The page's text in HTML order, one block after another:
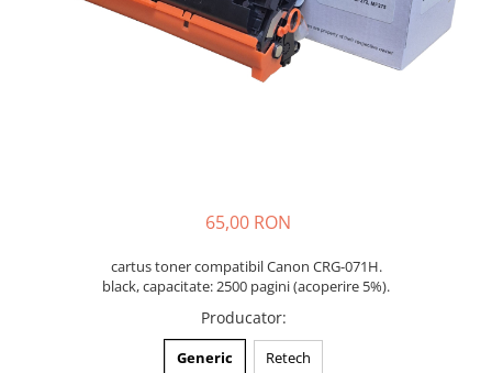
65,00 RON
cartus toner compatibil Canon CRG-071H.
black, capacitate: 2500 pagini (acoperire 5%).
Producator:
Generic Retech